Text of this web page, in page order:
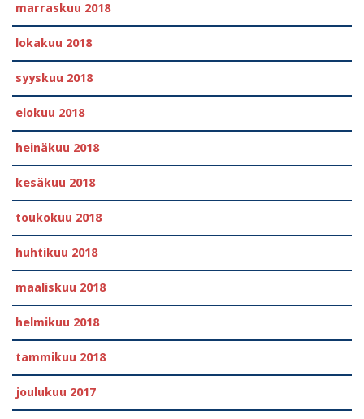
marraskuu 2018
lokakuu 2018
syyskuu 2018
elokuu 2018
heinäkuu 2018
kesäkuu 2018
toukokuu 2018
huhtikuu 2018
maaliskuu 2018
helmikuu 2018
tammikuu 2018
joulukuu 2017